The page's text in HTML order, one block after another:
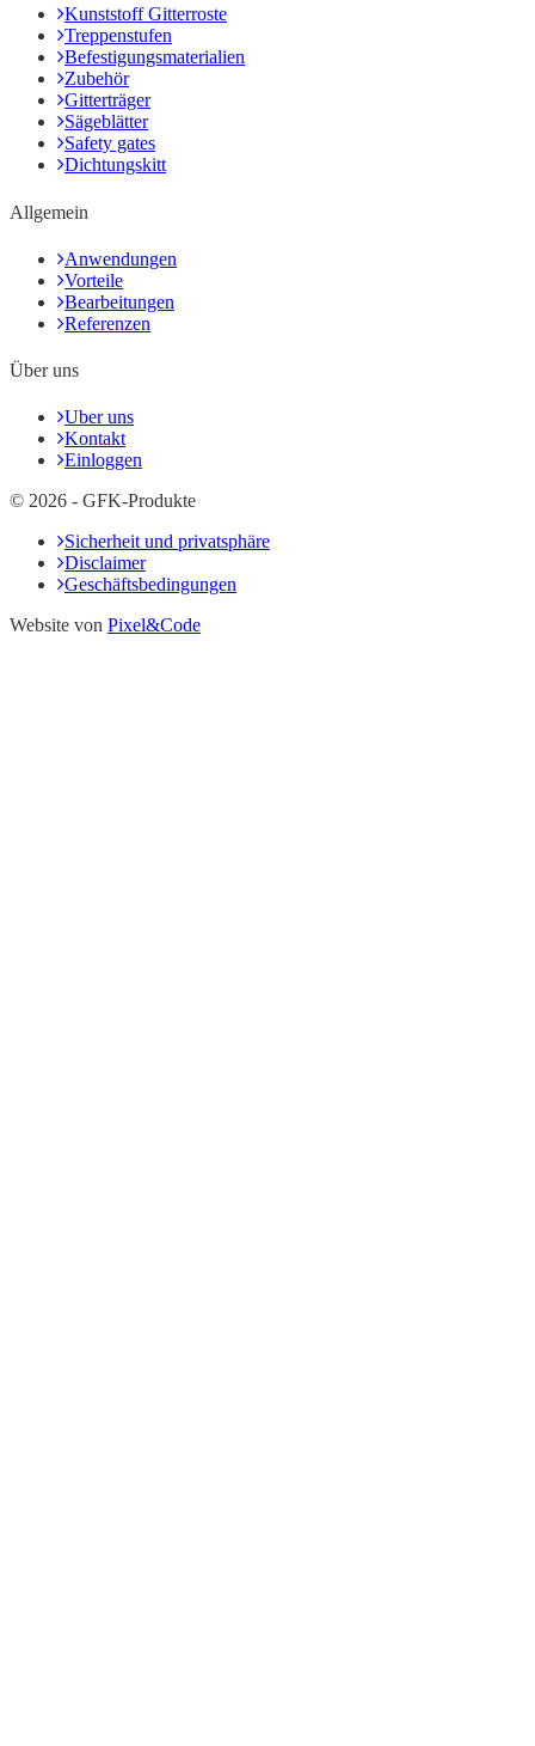
Kunststoff Gitterroste
Treppenstufen
Befestigungsmaterialien
Zubehör
Gitterträger
Sägeblätter
Safety gates
Dichtungskitt
Allgemein
Anwendungen
Vorteile
Bearbeitungen
Referenzen
Über uns
Uber uns
Kontakt
Einloggen
© 2026 - GFK-Produkte
Sicherheit und privatsphäre
Disclaimer
Geschäftsbedingungen
Website von Pixel&Code